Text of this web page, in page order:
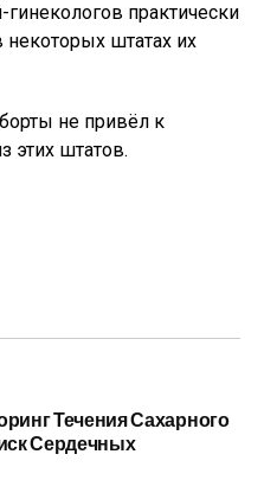
практически
некоторых штатах их
не привёл к
этих штатов.
Течения Сахарного
Сердечных